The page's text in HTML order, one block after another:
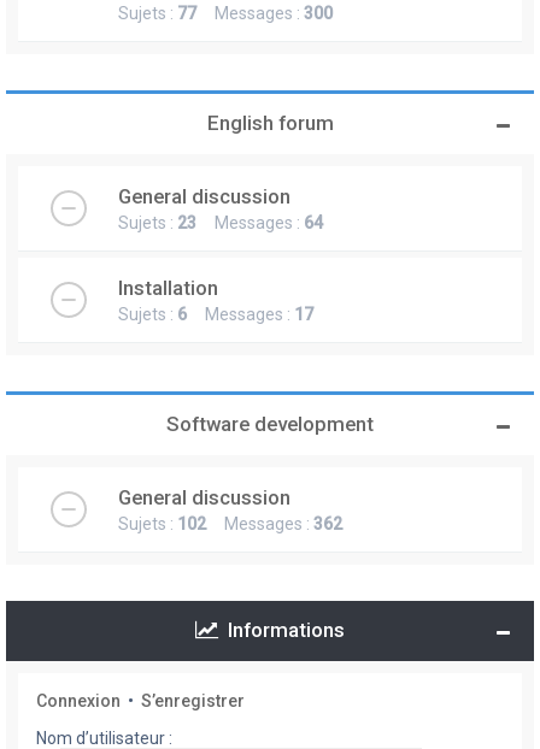
Sujets : 77Messages : 300
English forum
General discussion
Sujets : 23 Messages : 64
Installation
Sujets : 6 Messages : 17
Software development
General discussion
Sujets : 102Messages : 362
Informations
Connexion • S’enregistrer
Nom d’utilisateur :